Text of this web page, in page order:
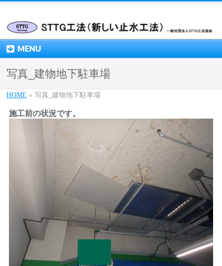
MENU
写真_建物地下駐車場
HOME » 写真_建物地下駐車場
施工前の状況です。